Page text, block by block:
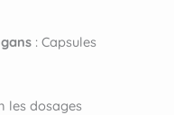
: Capsules
les dosages